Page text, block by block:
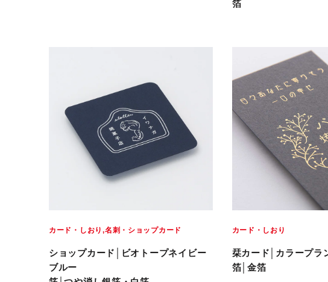
箔
カード・しおり 名刺・ショップカード
ショップカード│ビオトープネイビー
ブルー
カード・しおり
栞カード│カラープラ
箔│金箔